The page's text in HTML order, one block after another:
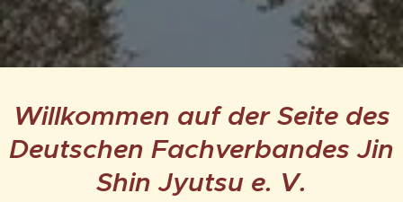
Willkommen auf der Seite des
Deutschen Fachverbandes Jin
Shin Jyutsu e. V.